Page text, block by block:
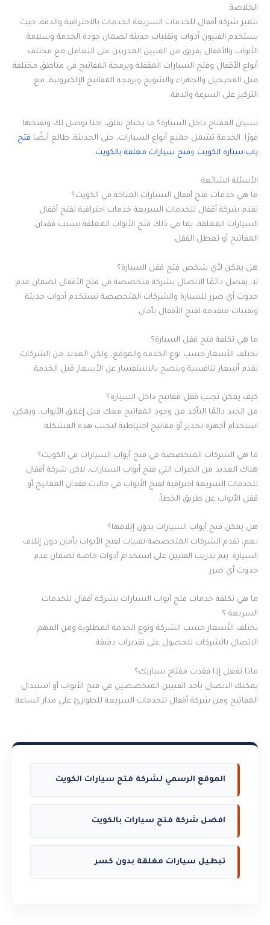
الخلاصة
تتميز شركة أقفال للخدمات السريعة الخدمات بالاحترافية والدقة، حيث
يستخدم الفنيون أدوات وتقنيات حديثة لضمان جودة الخدمة وسلامة
الأبواب والأقفال بفريق من الفنيين المدربين على التعامل مع مختلف
أنواع الأقفال وفتح السيارات المقفلة وبرمجة المفاتيح في مناطق مختلفة
مثل الفحيحيل والجهراء والشويخ وبرمجة المفاتيح الإلكترونية، مع
التركيز على السرعة والدقة.
نسيان المفتاح داخل السيارة؟ ما يحتاج تقلق، احنا نوصل لك ونفتحها
فورًا. الخدمة تشمل جميع أنواع السيارات، حتى الحديثة. طالع أيضًا فتح
باب سياره الكويت وفتح سيارات مغلقة بالكويت.
الأسئلة الشائعة
ما هي خدمات فتح أقفال السيارات المتاحة في الكويت؟
تقدم شركة أقفال للخدمات السريعة خدمات احترافية لفتح أقفال
السيارات المغلقة، بما في ذلك فتح الأبواب المغلقة بسبب فقدان
المفاتيح أو تعطل القفل.
هل يمكن لأي شخص فتح قفل السيارة؟
لا، يفضل دائمًا الاتصال بشركة متخصصة في فتح الأقفال لضمان عدم
حدوث أي ضرر للسيارة والشركات المتخصصة تستخدم أدوات حديثة
وتقنيات متقدمة لفتح الأقفال بأمان.
ما هي تكلفة فتح قفل السيارة؟
تختلف الأسعار حسب نوع الخدمة والموقع، ولكن العديد من الشركات
تقدم أسعار تنافسية وينصح بالاستفسار عن الأسعار قبل الخدمة.
كيف يمكن تجنب قفل مفاتيح داخل السيارة؟
من الجيد دائمًا التأكد من وجود المفاتيح معك قبل إغلاق الأبواب، ويمكن
استخدام أجهزة تحذير أو مفاتيح احتياطية لتجنب هذه المشكلة.
ما هي الشركات المتخصصة في فتح أبواب السيارات في الكويت؟
هناك العديد من الخبرات التي فتح أبواب السيارات، لاكن شركة أقفال
للخدمات السريعة احترافية لفتح الأبواب في حالات فقدان المفاتيح أو
قفل الأبواب عن طريق الخطأ.
هل يمكن فتح أبواب السيارات بدون إتلافها؟
نعم، تقدم الشركات المتخصصة تقنيات لفتح الأبواب بأمان دون إتلاف
السيارة. يتم تدريب الفنيين على استخدام أدوات خاصة لضمان عدم
حدوث أي ضرر.
ما هي تكلفة خدمات فتح أبواب السيارات بشركة أقفال للخدمات
السريعة ؟
تختلف الأسعار حسب الشركة ونوع الخدمة المطلوبة ومن المهم
الاتصال بالشركات للحصول على تقديرات دقيقة.
ماذا تفعل إذا فقدت مفتاح سيارتك؟
يمكنك الاتصال بأحد الفنيين المتخصصين في فتح الأبواب أو استبدال
المفاتيح ومن شركة أقفال للخدمات السريعة للطوارئ على مدار الساعة.
الموقع الرسمي لشركة فتح سيارات الكويت
افضل شركة فتح سيارات بالكويت
تبطيل سيارات مغلقة بدون كسر